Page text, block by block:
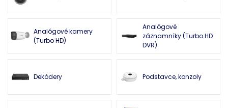
Analógové kamery
(Turbo HD)
Analógové
záznamníky (Turbo HD
DVR)
Dekódery Podstavce, konzoly